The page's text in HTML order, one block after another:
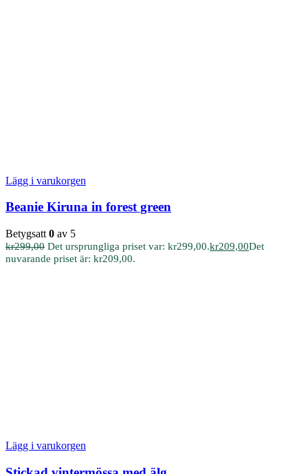
Lägg i varukorgen
Beanie Kiruna in forest green
Betygsatt 0 av 5
kr299,00 Det ursprungliga priset var: kr299,00.kr209,00Det
nuvarande priset är: kr209,00.
Lägg i varukorgen